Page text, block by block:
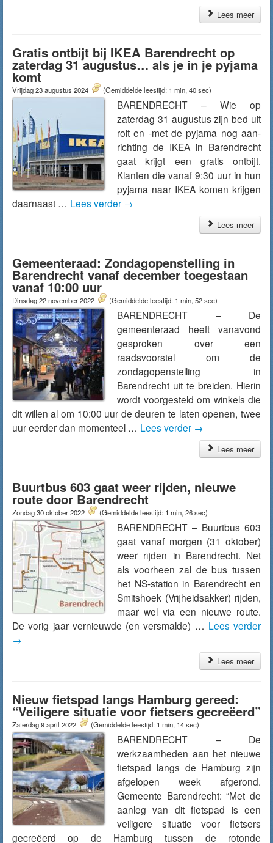
Lees meer
Gratis ontbijt bij IKEA Barendrecht op
zaterdag 31 augustus… als je in je pyjama
komt
Vrijdag 23 augustus 2024 (Gemiddelde leestijd: 1 min, 40 sec)
BARENDRECHT – Wie op
zaterdag 31 augustus zijn bed uit
rolt en -met de pyjama nog aan-
richting de IKEA in Barendrecht
gaat krijgt een gratis ontbijt.
Klanten die vanaf 9:30 uur in hun
pyjama naar IKEA komen krijgen
daarnaast … Lees verder →
Lees meer
Gemeenteraad: Zondagopenstelling in
Barendrecht vanaf december toegestaan
vanaf 10:00 uur
Dinsdag 22 november 2022 (Gemiddelde leestijd: 1 min, 52 sec)
BARENDRECHT – De
gemeenteraad heeft vanavond
gesproken over een
raadsvoorstel om de
zondagopenstelling in
Barendrecht uit te breiden. Hierin
wordt voorgesteld om winkels die
dit willen al om 10:00 uur de deuren te laten openen, twee
uur eerder dan momenteel … Lees verder →
Lees meer
Buurtbus 603 gaat weer rijden, nieuwe
route door Barendrecht
Zondag 30 oktober 2022 (Gemiddelde leestijd: 1 min, 26 sec)
BARENDRECHT – Buurtbus 603
gaat vanaf morgen (31 oktober)
weer rijden in Barendrecht. Net
als voorheen zal de bus tussen
het NS-station in Barendrecht en
Smitshoek (Vrijheidsakker) rijden,
maar wel via een nieuwe route.
De vorig jaar vernieuwde (en versmalde) … Lees verder
→
Lees meer
Nieuw fietspad langs Hamburg gereed:
“Veiligere situatie voor fietsers gecreëerd”
Zaterdag 9 april 2022 (Gemiddelde leestijd: 1 min, 14 sec)
BARENDRECHT – De
werkzaamheden aan het nieuwe
fietspad langs de Hamburg zijn
afgelopen week afgerond.
Gemeente Barendrecht: “Met de
aanleg van dit fietspad is een
veiligere situatie voor fietsers
gecreëerd op de Hamburg tussen de rotonde